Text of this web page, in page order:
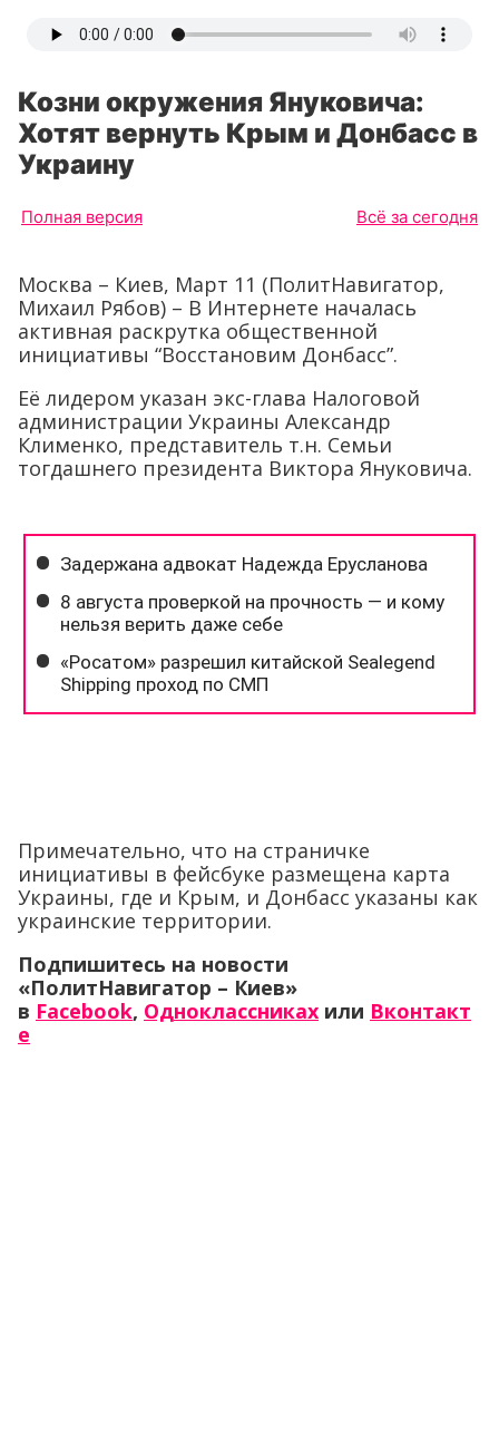
Козни окружения Януковича:
Хотят вернуть Крым и Донбасс в
Украину
Полная версия Всё за сегодня
Москва – Киев, Март 11 (ПолитНавигатор,
Михаил Рябов) – В Интернете началась
активная раскрутка общественной
инициативы “Восстановим Донбасс”.
Её лидером указан экс-глава Налоговой
администрации Украины Александр
Клименко, представитель т.н. Семьи
тогдашнего президента Виктора Януковича.
Примечательно, что на страничке
инициативы в фейсбуке размещена карта
Украины, где и Крым, и Донбасс указаны как
украинские территории.
Подпишитесь на новости
«ПолитНавигатор – Киев»
в Facebook, Одноклассниках или Вконтакт
е